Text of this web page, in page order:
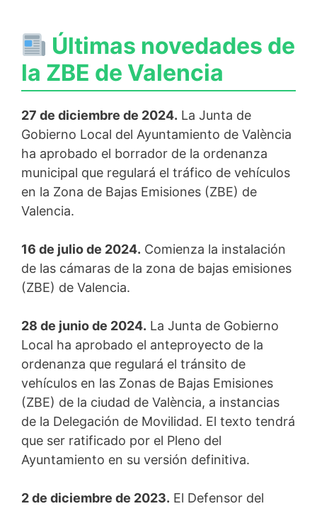
Últimas novedades de
la ZBE de Valencia
27 de diciembre de 2024. La Junta de
Gobierno Local del Ayuntamiento de València
ha aprobado el borrador de la ordenanza
municipal que regulará el tráfico de vehículos
en la Zona de Bajas Emisiones (ZBE) de
Valencia.
16 de julio de 2024. Comienza la instalación
de las cámaras de la zona de bajas emisiones
(ZBE) de Valencia.
28 de junio de 2024. La Junta de Gobierno
Local ha aprobado el anteproyecto de la
ordenanza que regulará el tránsito de
vehículos en las Zonas de Bajas Emisiones
(ZBE) de la ciudad de València, a instancias
de la Delegación de Movilidad. El texto tendrá
que ser ratificado por el Pleno del
Ayuntamiento en su versión definitiva.
2 de diciembre de 2023. El Defensor del